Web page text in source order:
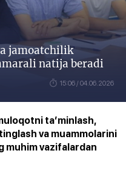
jamoatchilik
natija beradi
15:06 / 04.06.2026
ta’minlash,
va muammolarini
muhim vazifalardan